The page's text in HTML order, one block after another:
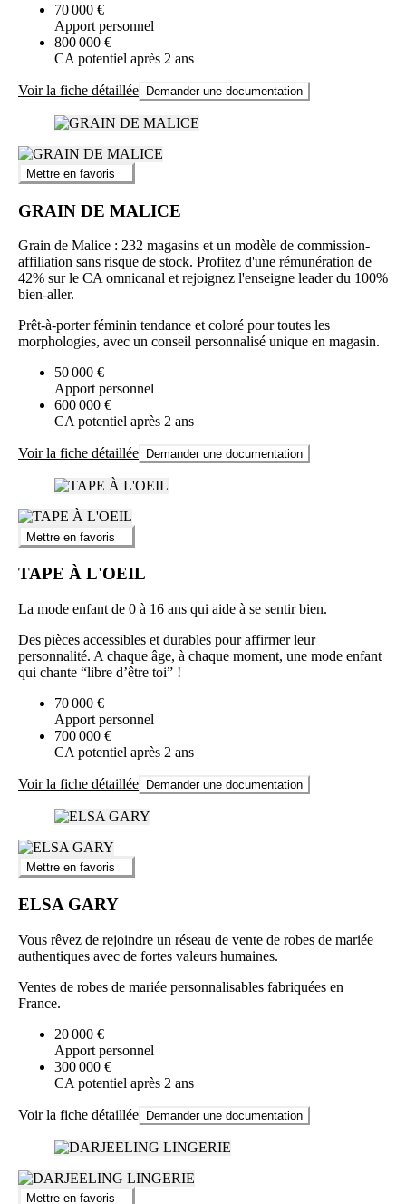
70 000 €
Apport personnel
800 000 €
CA potentiel après 2 ans
Voir la fiche détaillée Demander une documentation
Mettre en favoris
GRAIN DE MALICE
Grain de Malice : 232 magasins et un modèle de commission-
affiliation sans risque de stock. Profitez d'une rémunération de
42% sur le CA omnicanal et rejoignez l'enseigne leader du 100%
bien-aller.
Prêt-à-porter féminin tendance et coloré pour toutes les
morphologies, avec un conseil personnalisé unique en magasin.
50 000 €
Apport personnel
600 000 €
CA potentiel après 2 ans
Voir la fiche détaillée Demander une documentation
Mettre en favoris
TAPE À L'OEIL
La mode enfant de 0 à 16 ans qui aide à se sentir bien.
Des pièces accessibles et durables pour affirmer leur
personnalité. A chaque âge, à chaque moment, une mode enfant
qui chante “libre d’être toi” !
70 000 €
Apport personnel
700 000 €
CA potentiel après 2 ans
Voir la fiche détaillée Demander une documentation
Mettre en favoris
ELSA GARY
Vous rêvez de rejoindre un réseau de vente de robes de mariée
authentiques avec de fortes valeurs humaines.
Ventes de robes de mariée personnalisables fabriquées en
France.
20 000 €
Apport personnel
300 000 €
CA potentiel après 2 ans
Voir la fiche détaillée Demander une documentation
Mettre en favoris